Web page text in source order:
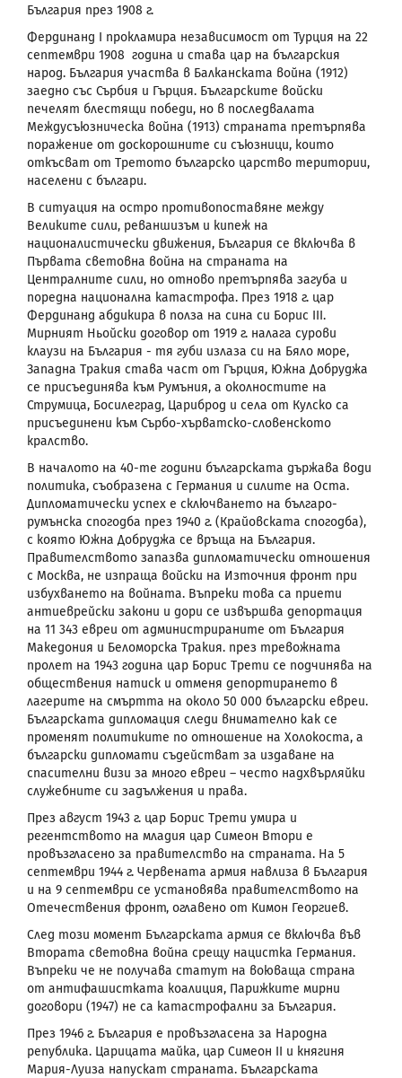
България през 1908 г.
Фердинанд I прокламира независимост от Турция на 22
септември 1908 година и става цар на българския
народ. България участва в Балканската война (1912)
заедно със Сърбия и Гърция. Българските войски
печелят блестящи победи, но в последвалата
Междусъюзническа война (1913) страната претърпява
поражение от доскорошните си съюзници, които
откъсват от Третото българско царство територии,
населени с българи.
В ситуация на остро противопоставяне между
Великите сили, реваншизъм и кипеж на
националистически движения, България се включва в
Първата световна война на страната на
Централните сили, но отново претърпява загуба и
поредна национална катастрофа. През 1918 г. цар
Фердинанд абдикира в полза на сина си Борис III.
Мирният Ньойски договор от 1919 г. налага сурови
клаузи на България - тя губи излаза си на Бяло море,
Западна Тракия става част от Гърция, Южна Добруджа
се присъединява към Румъния, а околностите на
Струмица, Босилеград, Цариброд и села от Кулско са
присъединени към Сърбо-хърватско-словенското
кралство.
В началото на 40-те години българската държава води
политика, съобразена с Германия и силите на Оста.
Дипломатически успех е сключването на българо-
румънска спогодба през 1940 г. (Крайовската спогодба),
с която Южна Добруджа се връща на България.
Правителството запазва дипломатически отношения
с Москва, не изпраща войски на Източния фронт при
избухването на войната. Въпреки това са приети
антиеврейски закони и дори се извършва депортация
на 11 343 евреи от администрираните от България
Македония и Беломорска Тракия. през тревожната
пролет на 1943 година цар Борис Трети се подчинява на
обществения натиск и отменя депортирането в
лагерите на смъртта на около 50 000 български евреи.
Българската дипломация следи внимателно как се
променят политиките по отношение на Холокоста, а
български дипломати съдействат за издаване на
спасителни визи за много евреи – често надхвърляйки
служебните си задължения и права.
През август 1943 г. цар Борис Трети умира и
регентството на младия цар Симеон Втори е
провъзгласено за правителство на страната. На 5
септември 1944 г. Червената армия навлиза в България
и на 9 септември се установява правителството на
Отечествения фронт, оглавено от Кимон Георгиев.
След този момент Българската армия се включва във
Втората световна война срещу нацистка Германия.
Въпреки че не получава статут на воюваща страна
от антифашистката коалиция, Парижките мирни
договори (1947) не са катастрофални за България.
През 1946 г. България е провъзгласена за Народна
република. Царицата майка, цар Симеон ІІ и княгиня
Мария-Луиза напускат страната. Българската